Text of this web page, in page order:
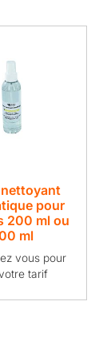
nettoyant
pour
200 ml ou
ml
vous pour
tarif